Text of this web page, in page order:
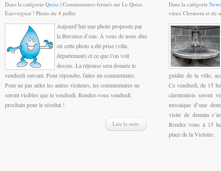
Dans la catégorie Quizz | Commentaires fermés sur Le Quizz
Eauvergnat ! Photo du 4 juillet
Aujourd’hui une photo proposée par
la Buveuse d’eau. À vous de nous dire
où cette photo a été prise (ville,
département) et ce que l’on voit
dessus. La réponse sera donnée le
vendredi suivant. Pour répondre, faites un commentaire.
Pour ne pas aider les autres visiteurs, les commentaires ne
seront visibles que le vendredi. Rendez-vous vendredi
prochain pour le résultat !
Lire la suite
Dans la catégorie News
vieux Clermont et de
guidée de la ville,
Ce vendredi, de 15
clermontois seront
mosaïque d’une
visite de demain
Rendez vous à 15
place de la Victoire.